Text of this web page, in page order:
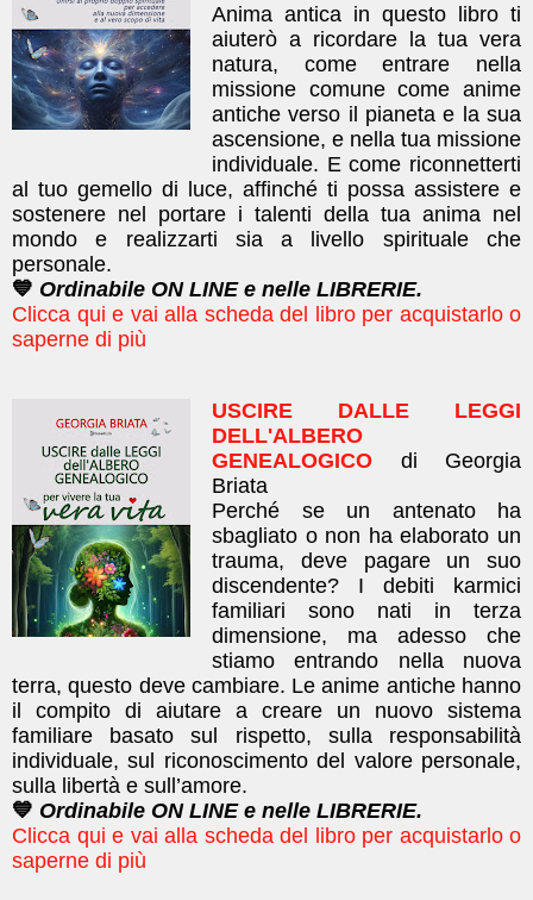
Anima antica in questo libro ti
aiuterò a ricordare la tua vera
natura, come entrare nella
missione comune come anime
antiche verso il pianeta e la sua
ascensione, e nella tua missione
individuale. E come riconnetterti
al tuo gemello di luce, affinché ti possa assistere e
sostenere nel portare i talenti della tua anima nel
mondo e realizzarti sia a livello spirituale che
personale.
💙 Ordinabile ON LINE e nelle LIBRERIE.
Clicca qui e vai alla scheda del libro per acquistarlo o
saperne di più
USCIRE DALLE LEGGI
DELL'ALBERO
GENEALOGICO di Georgia
Briata
Perché se un antenato ha
sbagliato o non ha elaborato un
trauma, deve pagare un suo
discendente? I debiti karmici
familiari sono nati in terza
dimensione, ma adesso che
stiamo entrando nella nuova
terra, questo deve cambiare. Le anime antiche hanno
il compito di aiutare a creare un nuovo sistema
familiare basato sul rispetto, sulla responsabilità
individuale, sul riconoscimento del valore personale,
sulla libertà e sull’amore.
💙 Ordinabile ON LINE e nelle LIBRERIE.
Clicca qui e vai alla scheda del libro per acquistarlo o
saperne di più